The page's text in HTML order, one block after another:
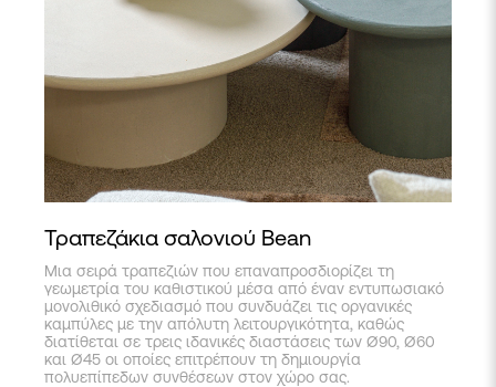
Τραπεζάκια σαλονιού Bean
Μια σειρά τραπεζιών που επαναπροσδιορίζει τη
γεωμετρία του καθιστικού μέσα από έναν εντυπωσιακό
μονολιθικό σχεδιασμό που συνδυάζει τις οργανικές
καμπύλες με την απόλυτη λειτουργικότητα, καθώς
διατίθεται σε τρεις ιδανικές διαστάσεις των Ø90, Ø60
και Ø45 οι οποίες επιτρέπουν τη δημιουργία
πολυεπίπεδων συνθέσεων στον χώρο σας.